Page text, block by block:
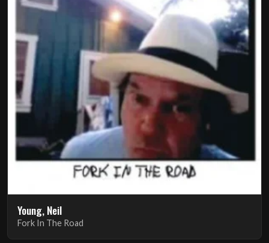
Young, Neil
Fork In The Road